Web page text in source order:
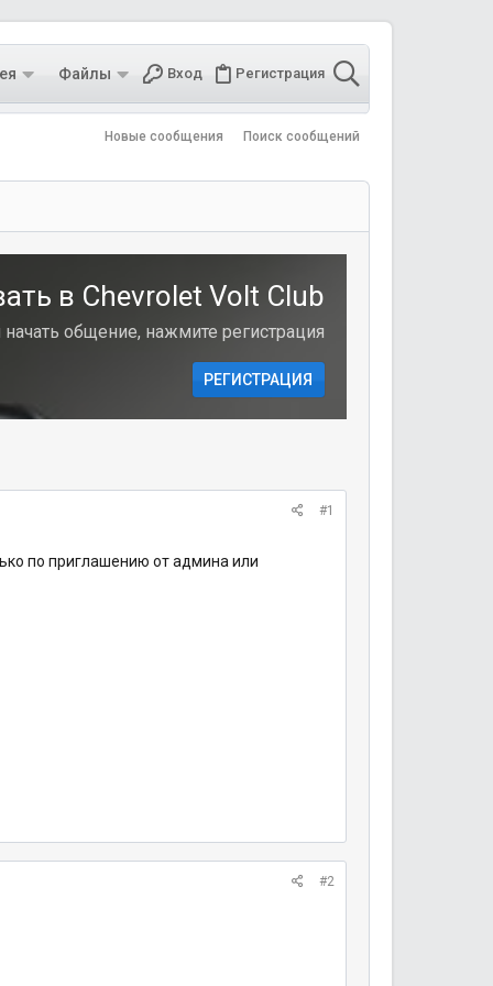
Файлы Вход Регистрация
Новые сообщения Поиск сообщений
в Chevrolet Volt Club
общение, нажмите регистрация
РЕГИСТРАЦИЯ
#1
по приглашению от админа или
#2